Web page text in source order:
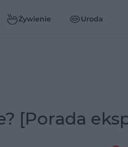
Żywienie Uroda
[Porada